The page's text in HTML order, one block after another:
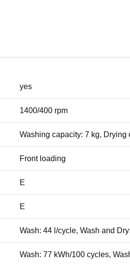
yes
1400/400 rpm
Washing capacity: 7 kg, Drying
Front loading
Е
E
Wash: 44 l/cycle, Wash and
Wash: 77 kWh/100 cycles,